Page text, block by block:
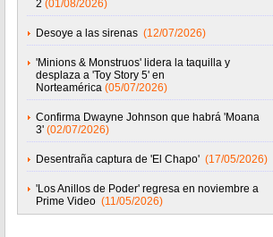
2 (01/08/2026)
Desoye a las sirenas (12/07/2026)
'Minions & Monstruos' lidera la taquilla y
desplaza a 'Toy Story 5' en
Norteamérica (05/07/2026)
Confirma Dwayne Johnson que habrá 'Moana
3' (02/07/2026)
Desentraña captura de 'El Chapo' (17/05/2026)
'Los Anillos de Poder' regresa en noviembre a
Prime Video (11/05/2026)